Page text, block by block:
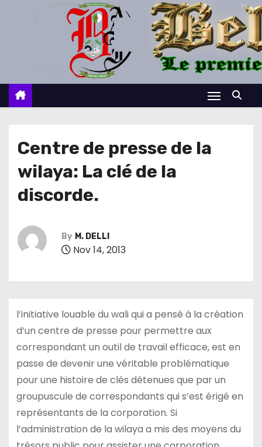
c
Centre de presse de la
wilaya: La clé de la
discorde.
By M. DELLI
Nov 14, 2013
l’initiative louable du wali qui a pensé à la création
d’un centre de presse pour permettre aux
correspondant un outil de travail efficace, est en
passe de devenir une véritable problématique
pour une histoire de clés détenues que par un
groupuscule de correspondants qui s’est érigé en
représentants de la corporation. Si
l’administration de la wilaya a mis des moyens du